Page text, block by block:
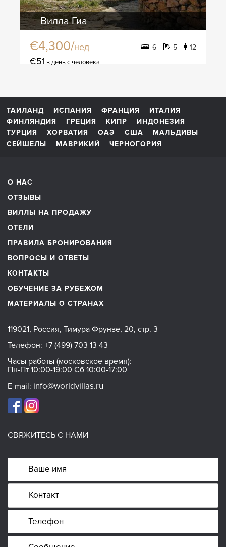
Вилла Гиа
€4,300/нед 6 5 12
€51 в день с человека
ТАИЛАНД ИСПАНИЯ ФРАНЦИЯ
ИТАЛИЯ
ФИНЛЯНДИЯ
ГРЕЦИЯ КИПР
ИНДОНЕЗИЯ
ТУРЦИЯ
ХОРВАТИЯ ОАЭ США
МАЛЬДИВЫ
СЕЙШЕЛЫ
МАВРИКИЙ ЧЕРНОГОРИЯ
О НАС
ОТЗЫВЫ
ВИЛЛЫ НА ПРОДАЖУ
ОТЕЛИ
ПРАВИЛА БРОНИРОВАНИЯ
ВОПРОСЫ И ОТВЕТЫ
КОНТАКТЫ
ОБУЧЕНИЕ ЗА РУБЕЖОМ
МАТЕРИАЛЫ О СТРАНАХ
119021, Россия, Тимура Фрунзе, 20, стр. 3
Телефон: +7 (499) 703 13 43
Часы работы (московское время):
Пн-Пт 10:00-19:00 Сб 10:00-17:00
E-mail: info@worldvillas.ru
СВЯЖИТЕСЬ С НАМИ